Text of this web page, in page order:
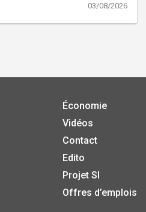
03/08/2026
Économie
Vidéos
Contact
Edito
Projet SI
Offres d’emplois